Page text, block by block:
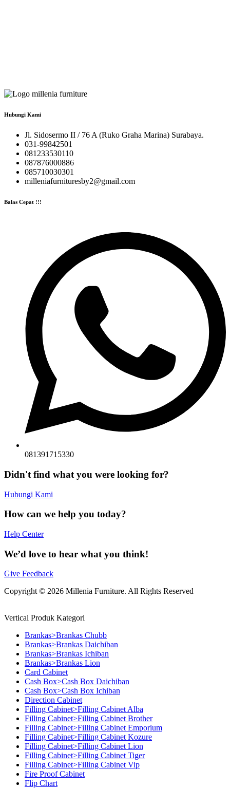
Hubungi Kami
Jl. Sidosermo II / 76 A (Ruko Graha Marina) Surabaya.
031-99842501
081233530110
087876000886
085710030301
milleniafurnituresby2@gmail.com
Balas Cepat !!!
081391715330
Didn't find what you were looking for?
Hubungi Kami
How can we help you today?
Help Center
We’d love to hear what you think!
Give Feedback
Copyright © 2026 Millenia Furniture. All Rights Reserved
Vertical Produk Kategori
Brankas>Brankas Chubb
Brankas>Brankas Daichiban
Brankas>Brankas Ichiban
Brankas>Brankas Lion
Card Cabinet
Cash Box>Cash Box Daichiban
Cash Box>Cash Box Ichiban
Direction Cabinet
Filling Cabinet>Filling Cabinet Alba
Filling Cabinet>Filling Cabinet Brother
Filling Cabinet>Filling Cabinet Emporium
Filling Cabinet>Filling Cabinet Kozure
Filling Cabinet>Filling Cabinet Lion
Filling Cabinet>Filling Cabinet Tiger
Filling Cabinet>Filling Cabinet Vip
Fire Proof Cabinet
Flip Chart